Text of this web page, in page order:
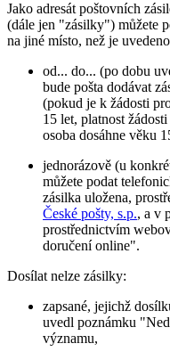
Jako adresát poštovních
(dále jen "zásilky") můžete
na jiné místo, než je
od... do... (po dobu
bude pošta dodávat
(pokud je k žádosti
15 let, platnost
osoba dosáhne věku
jednorázově (u
můžete podat
zásilka uložena,
České pošty, s.p., a v
prostřednictvím
doručení online".
Dosílat nelze zásilky:
zapsané, jejichž
uvedl poznámku
významu,